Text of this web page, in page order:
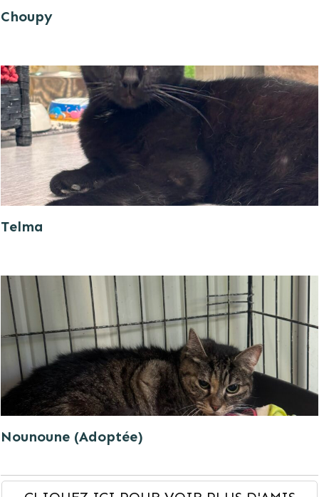
Choupy
Telma
Nounoune (Adoptée)